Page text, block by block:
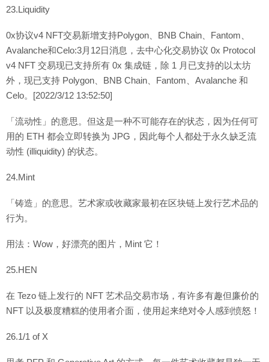
23.Liquidity
0x协议v4 NFT交易新增支持Polygon、BNB Chain、Fantom、
Avalanche和Celo:3月12日消息，去中心化交易协议 0x Protocol
v4 NFT 交易现已支持所有 0x 集成链，除 1 月已支持的以太坊
外，现已支持 Polygon、BNB Chain、Fantom、Avalanche 和
Celo。[2022/3/12 13:52:50]
「流动性」的意思。但这是一种不可能存在的状态，因为任何可
用的 ETH 都会立即转换为 JPG，因此每个人都处于永久缺乏流
动性 (illiquidity) 的状态。
24.Mint
「铸造」的意思。艺术家或收藏家最初在区块链上发行艺术品的
行为。
用法：Wow，好漂亮的图片，Mint 它！
25.HEN
在 Tezo 链上发行的 NFT 艺术品交易市场，有许多有趣但廉价的
NFT 以及极度糟糕的使用者介面，使用起来绝对令人感到愤怒！
26.1/1 of X